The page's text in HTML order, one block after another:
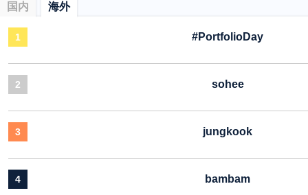
国内 海外
1 #PortfolioDay
2 sohee
3 jungkook
4 bambam